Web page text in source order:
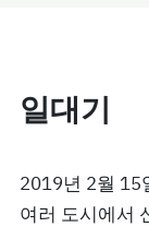
일대기
2019년 2월 15
여러 도시에서